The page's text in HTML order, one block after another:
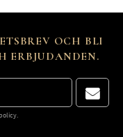
OCH BLI
ERBJUDANDEN.
.